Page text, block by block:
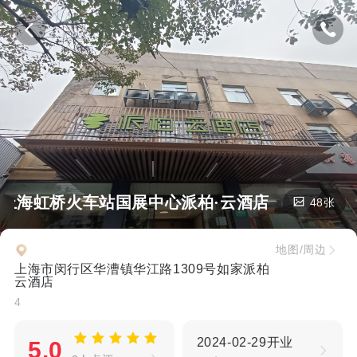
-上海虹桥火车站国展中心派柏·云酒店 48张
上海市闵行区华漕镇华江路1309号如家派柏
云酒店
4
地图/周边
5.0
2024-02-29开业